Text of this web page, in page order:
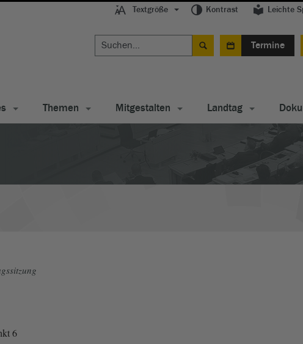
Textgröße Kontrast Leichte
Termine
Themen Mitgestalten Landtag
6